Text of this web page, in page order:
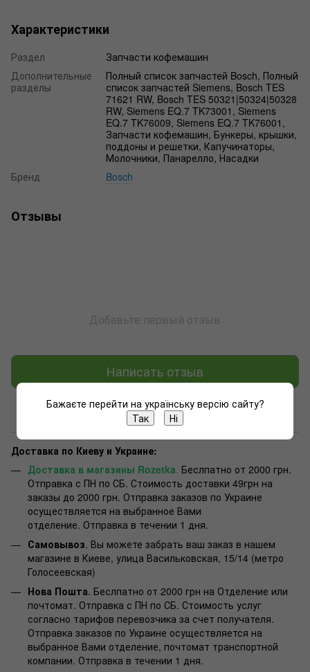
Характеристики
Раздел
Запчасти кофемашин
Дополнительные
разделы
Полный список запчастей Bosch, Полный
список запчастей Siemens, Bosch TES
71621 RW, Bosch TES 50321|50324|50328
RW, Siemens EQ.7 TK73001, Siemens
EQ.7 TK76009, Siemens EQ.7 TK76001,
Запчасти кофемашин, Бункеры, крышки,
поддоны и решетки, Капучинаторы,
Молочники, Панарелло, Насадки
Бренд
Bosch
Отзывы
Добавьте первый отзыв
Написать отзыв
Доставка Оплата Консультация
Доставка по Киеву и Украине:
Доставка в магазины Rozetka. Беслпатно от 2000 грн.
Отправка с ПН по СБ. Стоимость доставки 49грн на
заказы до 2000 грн. Отправка заказов по Украине
осуществляется на выбранное Вами
отделение. Отправка в течении 1 дня.
Самовывоз. Вы можете забрать ваш заказ в нашем
магазине в Киеве, улица Васильковская, 15/14 (метро
Голосеевская)
Нова Пошта. Беслпатно от 2000 грн на Отделение или
почтомат. Отправка с ПН по СБ. Стоимость услуг
согласно тарифов перевозчика за счет получателя.
Отправка заказов по Украине осуществляется на
выбранное Вами отделение, почтомат транспортной
компании. Отправка в течении 1 дня.
Бажаєте перейти на українську версію сайту?
Так
Ні